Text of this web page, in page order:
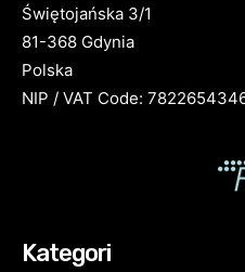
Świętojańska 3/1
81-368 Gdynia
Polska
NIP / VAT Code:
Kategori